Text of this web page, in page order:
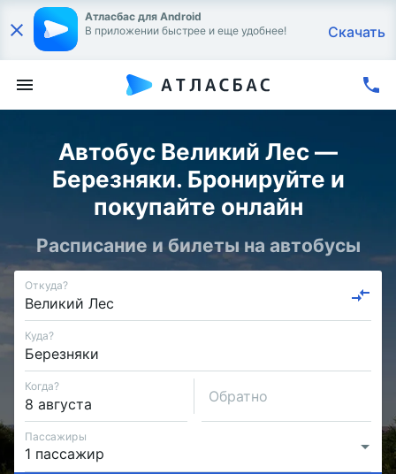
Атласбас для Android
В приложении быстрее и еще удобнее!
Скачать
Автобус Великий Лес —
Березняки. Бронируйте и
покупайте онлайн
Расписание и билеты на автобусы
Откуда?
Куда?
Когда?
Обратно
Пассажиры